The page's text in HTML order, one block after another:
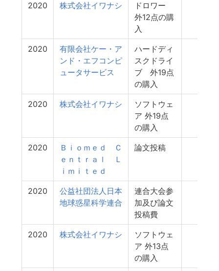
2020 株式会社イワナシ
ドロワー
外12点の購
入
2020
有限会社ケー・ア
ンド・エフコンピ
ュータサービス
ハードディ
スクドライ
ブ 外19点
の購入
2020 株式会社イワナシ
ソフトウェ
ア 外19点
の購入
2020
Ｂｉｏｍｅｄ Ｃ
ｅｎｔｒａｌ Ｌ
ｉｍｉｔｅｄ
論文投稿
2020
公益社団法人日本
地球惑星科学連合
連合大会参
加及び論文
投稿費
2020 株式会社イワナシ
ソフトウェ
ア 外13点
の購入